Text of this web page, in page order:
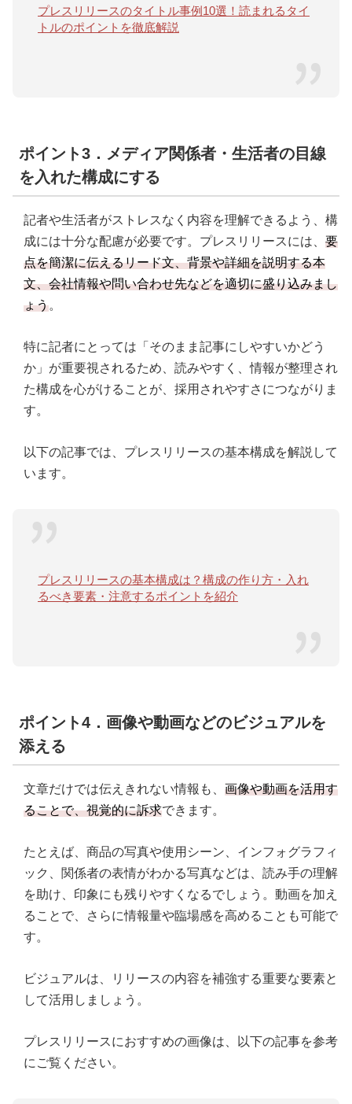
プレスリリースのタイトル事例10選！読まれるタイ
トルのポイントを徹底解説
ポイント3．メディア関係者・生活者の目線
を入れた構成にする
記者や生活者がストレスなく内容を理解できるよう、構
成には十分な配慮が必要です。プレスリリースには、 要
点を簡潔に伝えるリード文、背景や詳細を説明する本
文、会社情報や問い合わせ先などを適切に盛り込みまし
ょう。
特に記者にとっては「そのまま記事にしやすいかどう
か」が重要視されるため、読みやすく、情報が整理され
た構成を心がけることが、採用されやすさにつながりま
す。
以下の記事では、プレスリリースの基本構成を解説して
います。
プレスリリースの基本構成は？構成の作り方・入れ
るべき要素・注意するポイントを紹介
ポイント4．画像や動画などのビジュアルを
添える
文章だけでは伝えきれない情報も、 画像や動画を活用す
ることで、視覚的に訴求できます。
たとえば、商品の写真や使用シーン、インフォグラフィ
ック、関係者の表情がわかる写真などは、読み手の理解
を助け、印象にも残りやすくなるでしょう。動画を加え
ることで、さらに情報量や臨場感を高めることも可能で
す。
ビジュアルは、リリースの内容を補強する重要な要素と
して活用しましょう。
プレスリリースにおすすめの画像は、以下の記事を参考
にご覧ください。